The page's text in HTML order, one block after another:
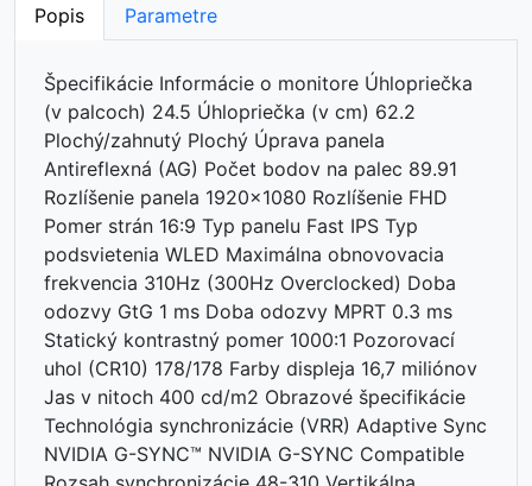
Popis Parametre
Špecifikácie Informácie o monitore Úhlopriečka
(v palcoch) 24.5 Úhlopriečka (v cm) 62.2
Plochý/zahnutý Plochý Úprava panela
Antireflexná (AG) Počet bodov na palec 89.91
Rozlíšenie panela 1920x1080 Rozlíšenie FHD
Pomer strán 16:9 Typ panelu Fast IPS Typ
podsvietenia WLED Maximálna obnovovacia
frekvencia 310Hz (300Hz Overclocked) Doba
odozvy GtG 1 ms Doba odozvy MPRT 0.3 ms
Statický kontrastný pomer 1000:1 Pozorovací
uhol (CR10) 178/178 Farby displeja 16,7 miliónov
Jas v nitoch 400 cd/m2 Obrazové špecifikácie
Technológia synchronizácie (VRR) Adaptive Sync
NVIDIA G-SYNC™ NVIDIA G-SYNC Compatible